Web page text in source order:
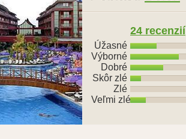
24 recenzií
Úžasné
Výborné
Dobré
Skôr zlé
Zlé
Veľmi zlé